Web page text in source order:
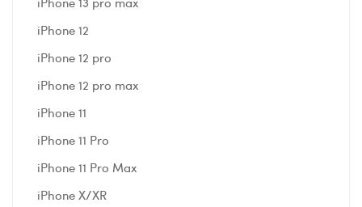
iPhone 12
iPhone 12 pro
iPhone 12 pro max
iPhone 11
iPhone 11 Pro
iPhone 11 Pro Max
iPhone X/XR